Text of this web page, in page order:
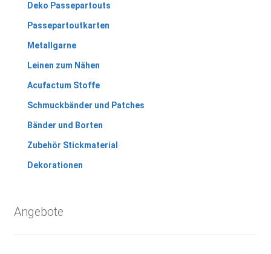
Deko Passepartouts
Passepartoutkarten
Metallgarne
Leinen zum Nähen
Acufactum Stoffe
Schmuckbänder und Patches
Bänder und Borten
Zubehör Stickmaterial
Dekorationen
Angebote